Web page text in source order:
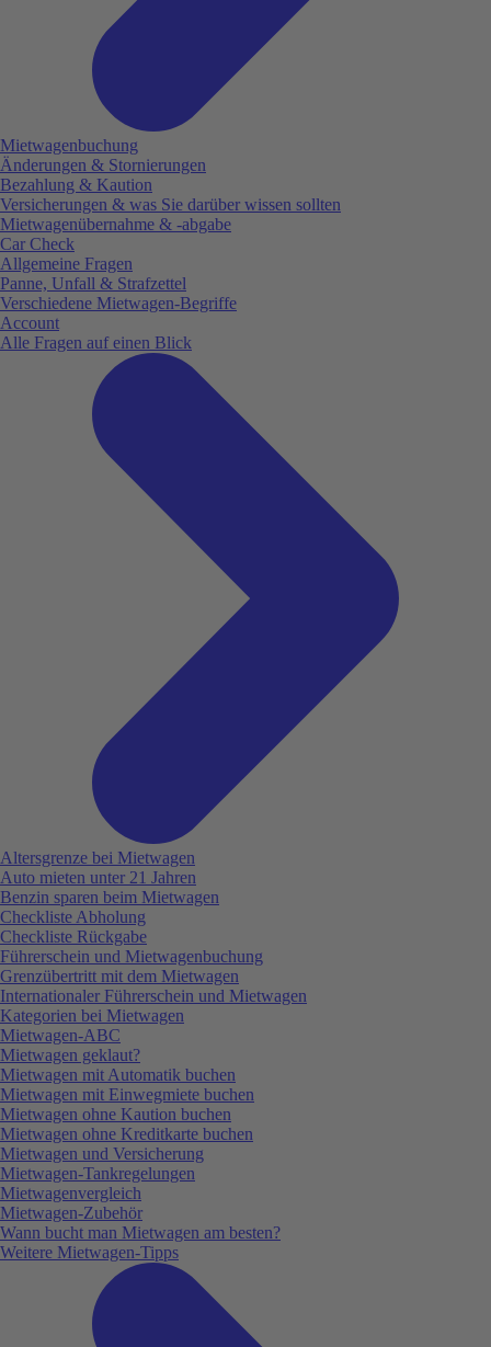
Mietwagenbuchung
Änderungen & Stornierungen
Bezahlung & Kaution
Versicherungen & was Sie darüber wissen sollten
Mietwagenübernahme & -abgabe
Car Check
Allgemeine Fragen
Panne, Unfall & Strafzettel
Verschiedene Mietwagen-Begriffe
Account
Alle Fragen auf einen Blick
Altersgrenze bei Mietwagen
Auto mieten unter 21 Jahren
Benzin sparen beim Mietwagen
Checkliste Abholung
Checkliste Rückgabe
Führerschein und Mietwagenbuchung
Grenzübertritt mit dem Mietwagen
Internationaler Führerschein und Mietwagen
Kategorien bei Mietwagen
Mietwagen-ABC
Mietwagen geklaut?
Mietwagen mit Automatik buchen
Mietwagen mit Einwegmiete buchen
Mietwagen ohne Kaution buchen
Mietwagen ohne Kreditkarte buchen
Mietwagen und Versicherung
Mietwagen-Tankregelungen
Mietwagenvergleich
Mietwagen-Zubehör
Wann bucht man Mietwagen am besten?
Weitere Mietwagen-Tipps